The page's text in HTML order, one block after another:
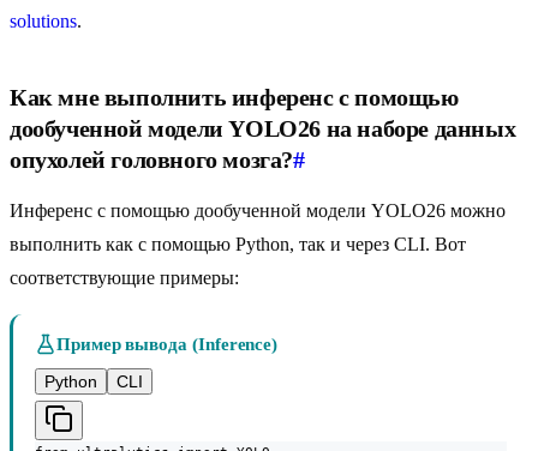
solutions.
Как мне выполнить инференс с помощью
дообученной модели YOLO26 на наборе данных
опухолей головного мозга?#
Инференс с помощью дообученной модели YOLO26 можно
выполнить как с помощью Python, так и через CLI. Вот
соответствующие примеры:
Пример вывода (Inference)
Python
CLI